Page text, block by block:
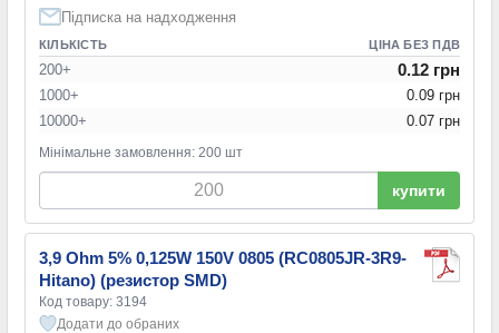
Підписка на надходження
КІЛЬКІСТЬ ЦІНА БЕЗ ПДВ
200+ 0.12 грн
1000+
0.09 грн
10000+
0.07 грн
Мінімальне замовлення: 200 шт
купити
3,9 Ohm 5% 0,125W 150V 0805 (RC0805JR-3R9-
Hitano) (резистор SMD)
Код товару: 3194
Додати до обраних